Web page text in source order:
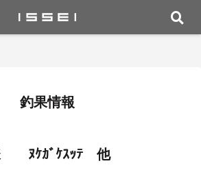
釣果情報
ﾇｹｶﾞｹｽｯﾃ 他